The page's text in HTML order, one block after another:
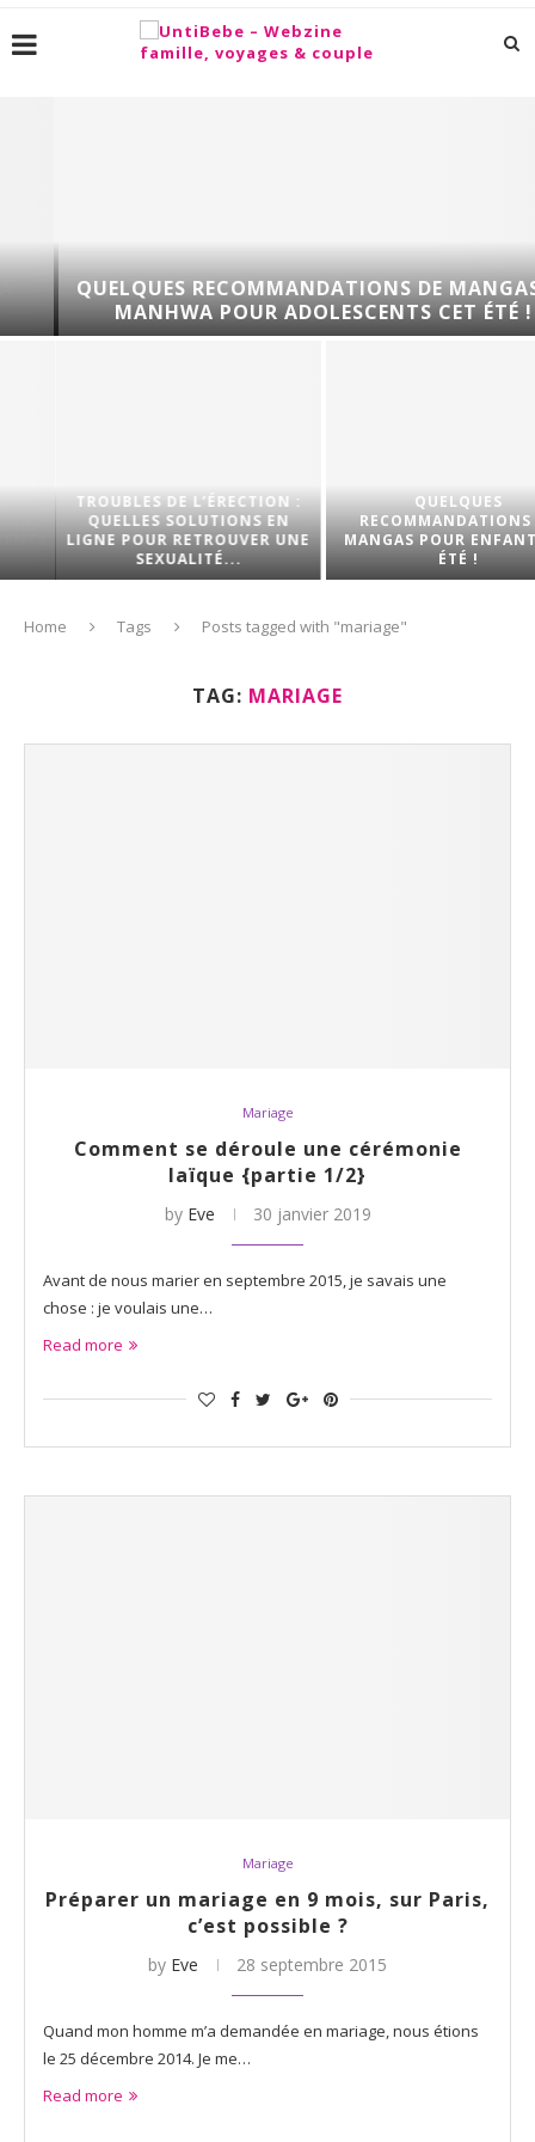
QUELQUES RECOMMANDATIONS DE MANGAS ET
MANHWA POUR ADOLESCENTS CET ÉTÉ !
TROUBLES DE L’ÉRECTION :
QUELLES SOLUTIONS EN
LIGNE POUR RETROUVER UNE
SEXUALITÉ...
QUELQUES
RECOMMANDATIONS DE
MANGAS POUR ENFANT CET
Home Tags Posts tagged with "mariage"
TAG: MARIAGE
Mariage
Comment se déroule une cérémonie
laïque {partie 1/2}
by Eve 30 janvier 2019
Avant de nous marier en septembre 2015, je savais une
chose : je voulais une…
Read more
Mariage
Préparer un mariage en 9 mois, sur Paris,
c’est possible ?
by Eve 28 septembre 2015
Quand mon homme m’a demandée en mariage, nous étions
le 25 décembre 2014. Je me…
Read more